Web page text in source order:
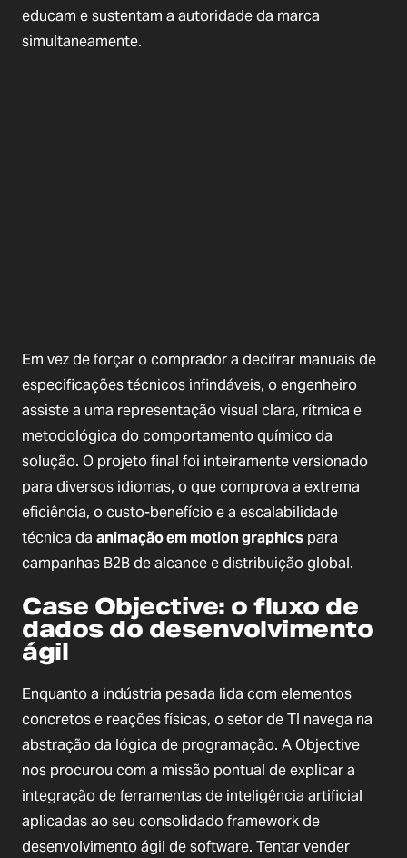
educam e sustentam a autoridade da marca
simultaneamente.
Em vez de forçar o comprador a decifrar manuais de
especificações técnicos infindáveis, o engenheiro
assiste a uma representação visual clara, rítmica e
metodológica do comportamento químico da
solução. O projeto final foi inteiramente versionado
para diversos idiomas, o que comprova a extrema
eficiência, o custo-benefício e a escalabilidade
técnica da animação em motion graphics para
campanhas B2B de alcance e distribuição global.
Case Objective: o fluxo de
dados do desenvolvimento
ágil
Enquanto a indústria pesada lida com elementos
concretos e reações físicas, o setor de TI navega na
abstração da lógica de programação. A Objective
nos procurou com a missão pontual de explicar a
integração de ferramentas de inteligência artificial
aplicadas ao seu consolidado framework de
desenvolvimento ágil de software. Tentar vender